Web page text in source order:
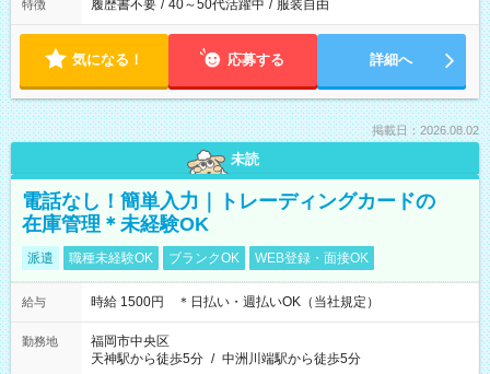
特徴 履歴書不要 / 40～50代活躍中 / 服装自由
気になる！ 応募する 詳細へ
掲載日：2026.08.02
未読
電話なし！簡単入力｜トレーディングカードの
在庫管理＊未経験OK
派遣 職種未経験OK ブランクOK WEB登録・面接OK
給与 時給 1500円 ＊日払い・週払いOK（当社規定）
勤務地
福岡市中央区
天神駅から徒歩5分 / 中洲川端駅から徒歩5分